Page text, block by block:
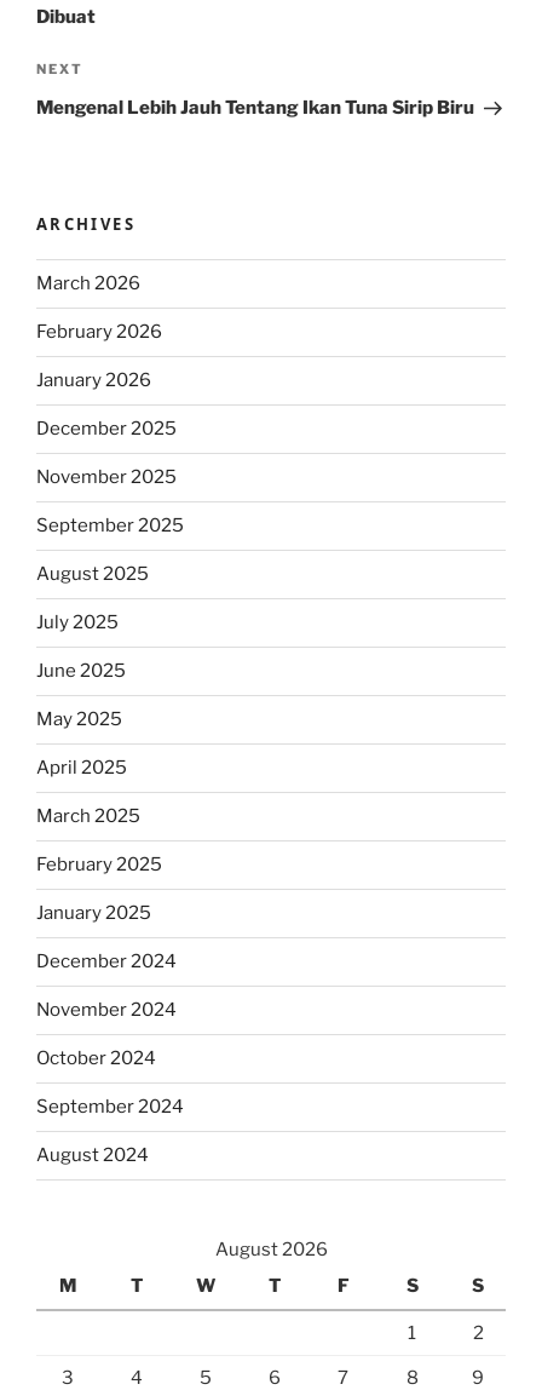
Dibuat
Next
Post
NEXT
Mengenal Lebih Jauh Tentang Ikan Tuna Sirip Biru
ARCHIVES
March 2026
February 2026
January 2026
December 2025
November 2025
September 2025
August 2025
July 2025
June 2025
May 2025
April 2025
March 2025
February 2025
January 2025
December 2024
November 2024
October 2024
September 2024
August 2024
August 2026
M
T W T F S S
1 2
3 4 5 6 7 8 9